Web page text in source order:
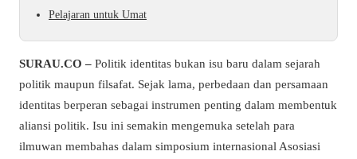
Pelajaran untuk Umat
SURAU.CO – Politik identitas bukan isu baru dalam sejarah
politik maupun filsafat. Sejak lama, perbedaan dan persamaan
identitas berperan sebagai instrumen penting dalam membentuk
aliansi politik. Isu ini semakin mengemuka setelah para
ilmuwan membahas dalam simposium internasional Asosiasi